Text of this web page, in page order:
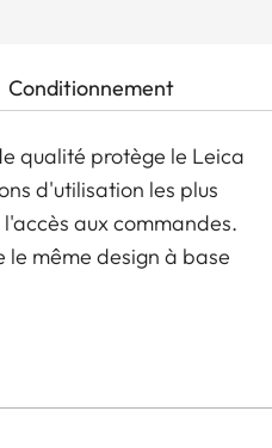
Conditionnement
qualité protège le Leica
d'utilisation les plus
aux commandes.
le même design à base
coordonné et une
prise de vues.